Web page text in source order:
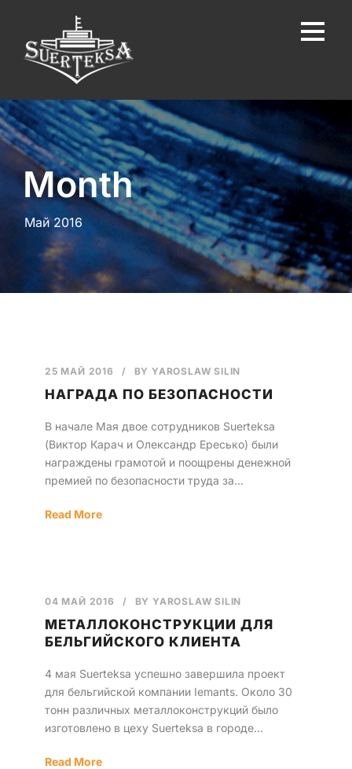
Русский
Month
Май 2016
25 МАЙ 2016 / BYYAROSLAW SILIN
НАГРАДА ПО БЕЗОПАСНОСТИ
В начале Мая двое сотрудников Suerteksa
(Виктор Карач и Олександр Ересько) были
награждены грамотой и поощрены денежной
премией по безопасности труда за...
Read More
04 МАЙ 2016 / BYYAROSLAW SILIN
МЕТАЛЛОКОНСТРУКЦИИ ДЛЯ
БЕЛЬГИЙСКОГО КЛИЕНТА
4 мая Suerteksa успешно завершила проект
для бельгийской компании Iemants. Около 30
тонн различных металлоконструкций было
изготовлено в цеху Suerteksa в городе...
Read More